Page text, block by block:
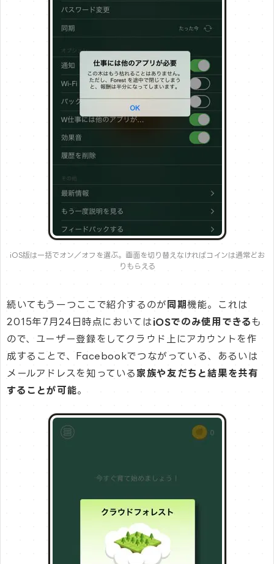
iOS版は一括でオン／オフを選ぶ。画面を切り替えなければコインは通常どお
りもらえる
続いてもう一つここで紹介するのが 同期機能。これは
2015年7月24日時点においては iOSでのみ使用できるも
ので、ユーザー登録をしてクラウド上にアカウントを作
成することで、Facebookでつながっている、あるいは
メールアドレスを知っている 家族や友だちと結果を共有
することが可能。